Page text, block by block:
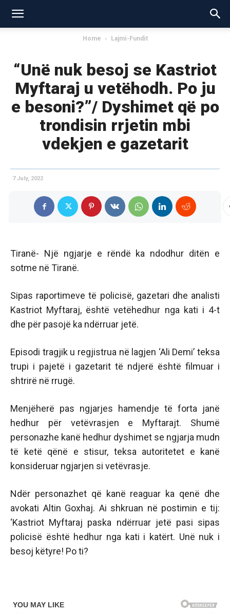
Home Lajmi-Fundit
“Unë nuk besoj se Kastriot
Myftaraj u vetëhodh. Po ju
e besoni?”/ Dyshimet që po
trondisin rrjetin mbi
vdekjen e gazetarit
7 July, 2022
Tiranë- Një ngjarje e rëndë ka ndodhur ditën e
sotme në Tiranë.
Sipas raportimeve të policisë, gazetari dhe analisti
Kastriot Myftaraj, është vetëhedhur nga kati i 4-t
dhe për pasojë ka ndërruar jetë.
Episodi tragjik u regjistrua në lagjen ‘Ali Demi’ teksa
trupi i pajetë i gazetarit të ndjerë është filmuar i
shtrirë në rrugë.
Menjëherë pas ngjarjes hamendje të forta janë
hedhur për vetëvrasjen e Myftarajt. Shumë
personazhe kanë hedhur dyshimet se ngjarja mudn
të ketë qënë e stisur, teksa autoritetet e kanë
konsideruar ngjarjen si vetëvrasje.
Ndër personazhet që kanë reaguar ka qenë dhe
avokati Altin Goxhaj. Ai shkruan në postimin e tij:
‘Kastriot Myftaraj paska ndërruar jetë pasi sipas
policisë është hedhur nga kati i katërt. Unë nuk i
besoj këtyre! Po ti?